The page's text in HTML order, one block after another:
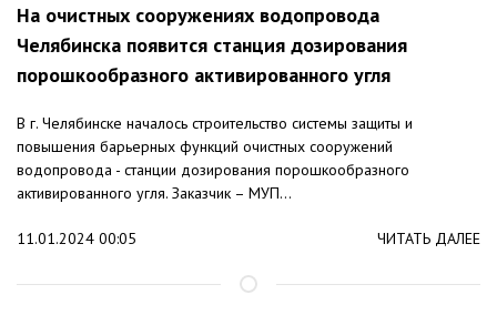
На очистных сооружениях водопровода
Челябинска появится станция дозирования
порошкообразного активированного угля
В г. Челябинске началось строительство системы защиты и
повышения барьерных функций очистных сооружений
водопровода - станции дозирования порошкообразного
активированного угля. Заказчик – МУП...
11.01.2024 00:05 ЧИТАТЬ ДАЛЕЕ